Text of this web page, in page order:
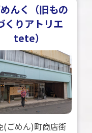
んく（旧もの
くりアトリエ
tete）
(ごめん)町商店街